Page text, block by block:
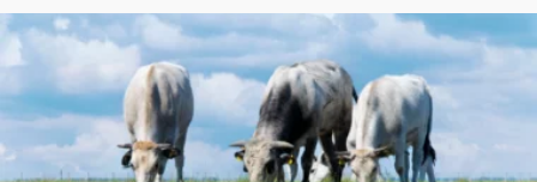
de peso por dia e vacas com maior capacidade de
emprenhar. Após a seleção, é feito o cruzamento
considerando as características desejadas de acordo com
o objetivo